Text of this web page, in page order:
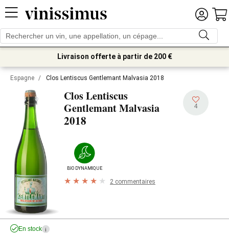
Livraison offerte à partir de 200 €
Espagne / Clos Lentiscus Gentlemant Malvasia 2018
Clos Lentiscus
Gentlemant Malvasia
2018
4
BIODYNAMIQUE
2 commentaires
En stock i